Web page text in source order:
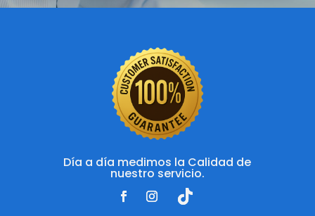
Día a día medimos la Calidad de
nuestro servicio.